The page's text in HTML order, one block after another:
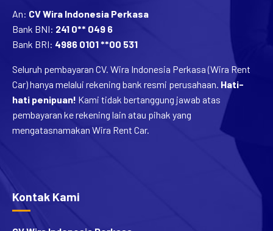
Bank BNI:241 0** 049 6
Bank BRI: 4986 0101 **00 531
Seluruh pembayaran CV. Wira Indonesia Perkasa (Wira Rent
Car) hanya melalui rekening bank resmi perusahaan.Hati-
hati penipuan!Kami tidak bertanggung jawab atas
pembayaran ke rekening lain atau pihak yang
mengatasnamakan Wira Rent Car.
Kontak Kami
CV Wira Indonesia Perkasa